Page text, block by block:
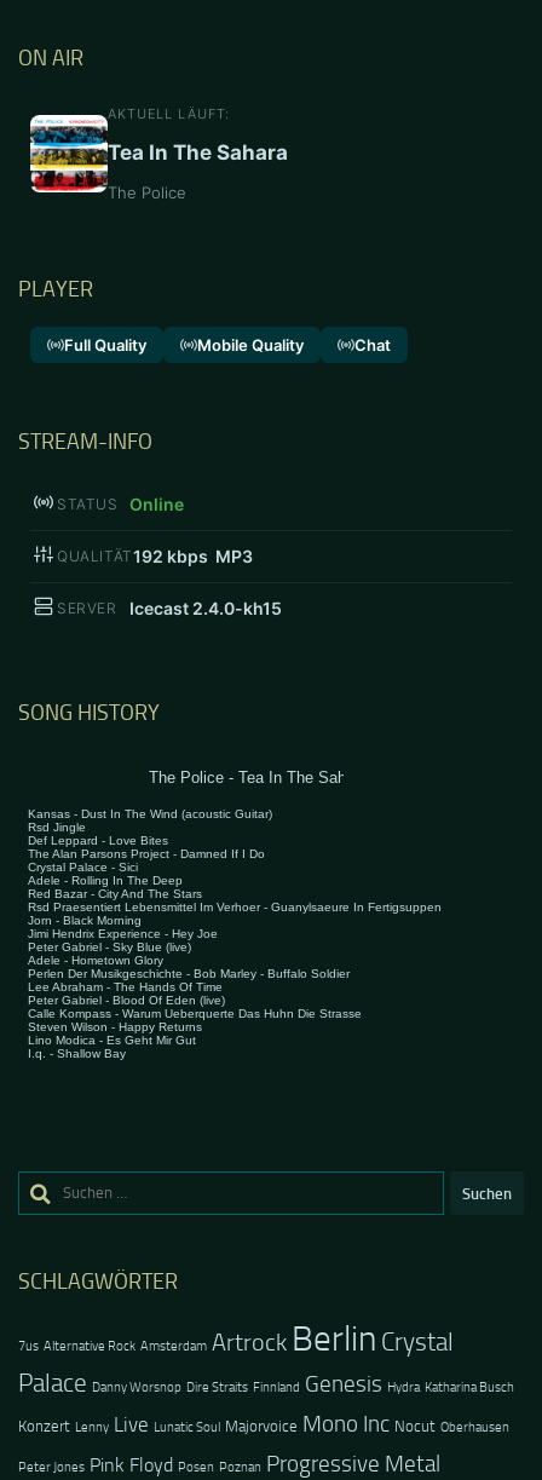
ON AIR
AKTUELL LÄUFT:
Tea In The Sahara
The Police
PLAYER
Full Quality Mobile Quality Chat
STREAM-INFO
STATUS Online
QUALITÄT192 kbps MP3
SERVER Icecast 2.4.0-kh15
SONG HISTORY
Suchen
SCHLAGWÖRTER
7us Alternative Rock Amsterdam Artrock Berlin Crystal
Palace Danny Worsnop Dire Straits Finnland Genesis Hydra Katharina Busch
Konzert Lenny Live Lunatic Soul Majorvoice Mono Inc Nocut Oberhausen
Peter Jones Pink Floyd Posen Poznan Progressive Metal